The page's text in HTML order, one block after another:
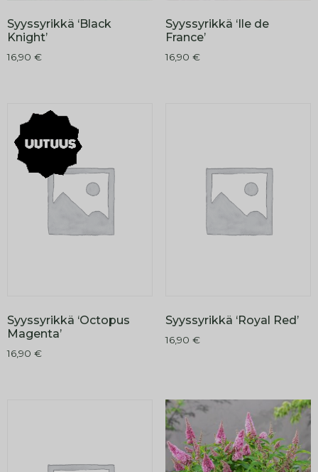
Syyssyrikkä ‘Black
Knight’
16,90 €
Syyssyrikkä ‘Ile de
France’
16,90 €
Syyssyrikkä ‘Octopus
Magenta’
16,90 €
Syyssyrikkä ‘Royal Red’
16,90 €